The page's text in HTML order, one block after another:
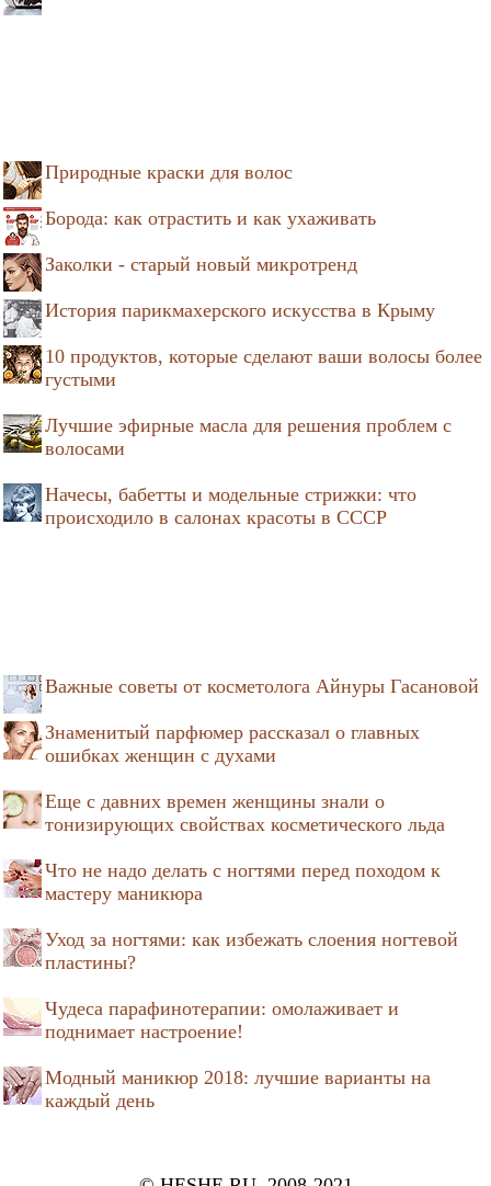
Природные краски для волос
Борода: как отрастить и как ухаживать
Заколки - старый новый микротренд
История парикмахерского искусства в Крыму
10 продуктов, которые сделают ваши волосы более
густыми
Лучшие эфирные масла для решения проблем с
волосами
Начесы, бабетты и модельные стрижки: что
происходило в салонах красоты в СССР
Важные советы от косметолога Айнуры Гасановой
Знаменитый парфюмер рассказал о главных
ошибках женщин с духами
Еще с давних времен женщины знали о
тонизирующих свойствах косметического льда
Что не надо делать с ногтями перед походом к
мастеру маникюра
Уход за ногтями: как избежать слоения ногтевой
пластины?
Чудеса парафинотерапии: омолаживает и
поднимает настроение!
Модный маникюр 2018: лучшие варианты на
каждый день